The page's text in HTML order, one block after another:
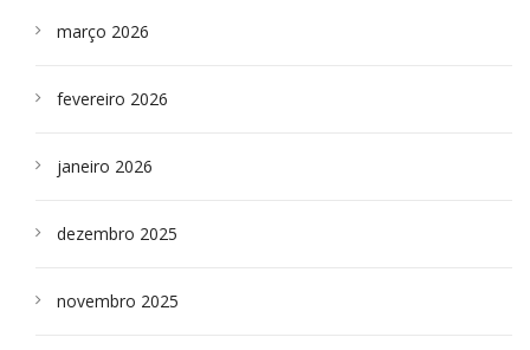
março 2026
fevereiro 2026
janeiro 2026
dezembro 2025
novembro 2025